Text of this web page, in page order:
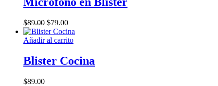
$89.00 El
precio
original
$89.00.
$79.00El
precio
actual
$79.00.
Añadir al carrito
Blister Cocina
$89.00